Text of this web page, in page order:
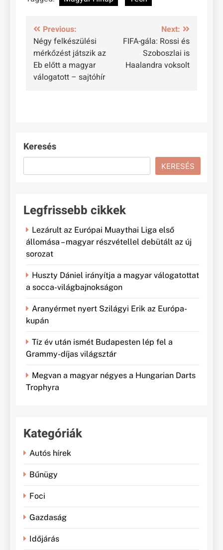
Bejegyzés
navigáció
Previous:
Négy felkészülési
mérkőzést játszik az
Eb előtt a magyar
válogatott – sajtóhír
Next:
FIFA-gála: Rossi és
Szoboszlai is
Haalandra voksolt
Keresés
KERESÉS
Legfrissebb cikkek
Lezárult az Európai Muaythai Liga első
állomása – magyar részvétellel debütált az új
sorozat
Huszty Dániel irányítja a magyar válogatottat
a socca-világbajnokságon
Aranyérmet nyert Szilágyi Erik az Európa-
kupán
Tíz év után ismét Budapesten lép fel a
Grammy-díjas világsztár
Megvan a magyar négyes a Hungarian Darts
Trophyra
Kategóriák
Autós hírek
Bűnügy
Foci
Gazdaság
Időjárás